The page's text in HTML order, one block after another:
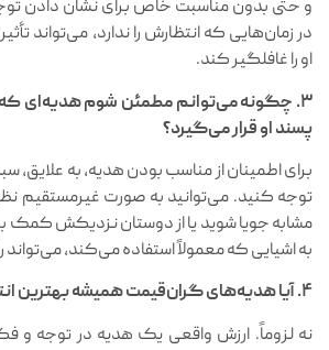
و حتی بدون مناسبت خاص برای نشان دادن
در زمان‌هایی که انتظارش را ندارد، می‌تواند
او را غافلگیر کند.
۳. چگونه می‌توانم مطمئن شوم هدیه‌ای که
پسند او قرار می‌گیرد؟
برای اطمینان از مناسب بودن هدیه، به علایق،
توجه کنید. می‌توانید به صورت غیرمستقیم نظر
مشابه جویا شوید یا از دوستان نزدیکش کمک
به اشیایی که معمولاً استفاده می‌کند،
۴. آیا هدیه‌های گران‌قیمت همیشه بهترین انتخاب هستند؟
نه لزوماً. ارزش واقعی یک هدیه در توجه